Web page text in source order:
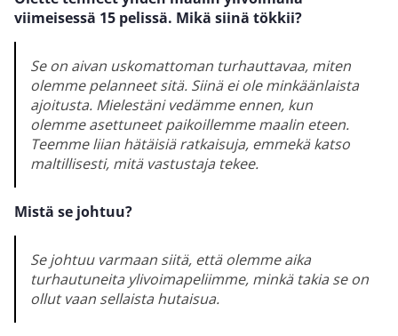
viimeisessä 15 pelissä. Mikä siinä tökkii?
Se on aivan uskomattoman turhauttavaa, miten
olemme pelanneet sitä. Siinä ei ole minkäänlaista
ajoitusta. Mielestäni vedämme ennen, kun
olemme asettuneet paikoillemme maalin eteen.
Teemme liian hätäisiä ratkaisuja, emmekä katso
maltillisesti, mitä vastustaja tekee.
Mistä se johtuu?
Se johtuu varmaan siitä, että olemme aika
turhautuneita ylivoimapeliimme, minkä takia se on
ollut vaan sellaista hutaisua.